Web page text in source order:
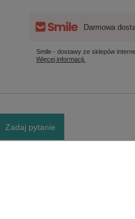
Darmowa
Smile - dostawy ze sklepów
Więcej informacji.
Zadaj pytanie